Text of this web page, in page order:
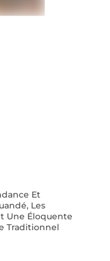
Et
Les
Une Éloquente
Traditionnel